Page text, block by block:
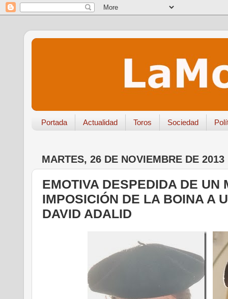
Portada Actualidad Toros Sociedad
MARTES, 26 DE NOVIEMBRE DE 2013
EMOTIVA DESPEDIDA DE UN
IMPOSICIÓN DE LA BOINA A
DAVID ADALID